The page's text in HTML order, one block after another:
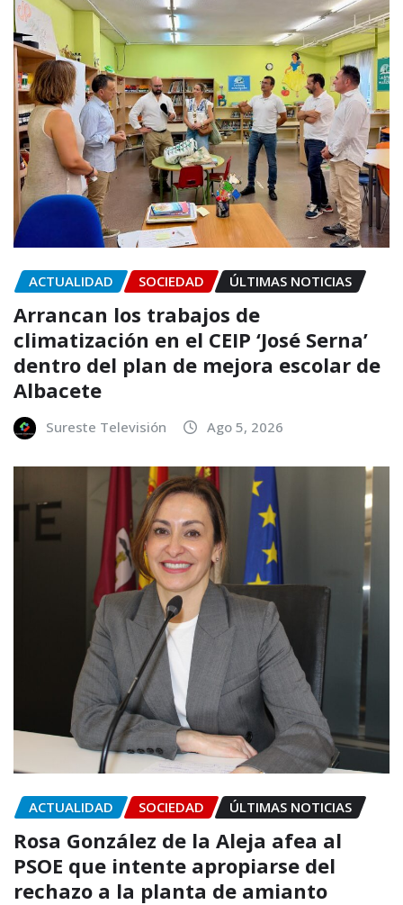
ACTUALIDAD SOCIEDAD ÚLTIMAS NOTICIAS
Arrancan los trabajos de
climatización en el CEIP ‘José Serna’
dentro del plan de mejora escolar de
Albacete
Sureste Televisión Ago 5, 2026
ACTUALIDAD SOCIEDAD ÚLTIMAS NOTICIAS
Rosa González de la Aleja afea al
PSOE que intente apropiarse del
rechazo a la planta de amianto